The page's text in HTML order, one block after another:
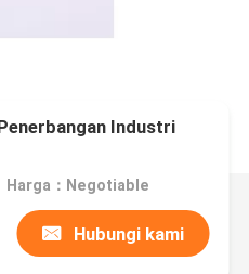
Industri
Harga：Negotiable
Hubungi kami